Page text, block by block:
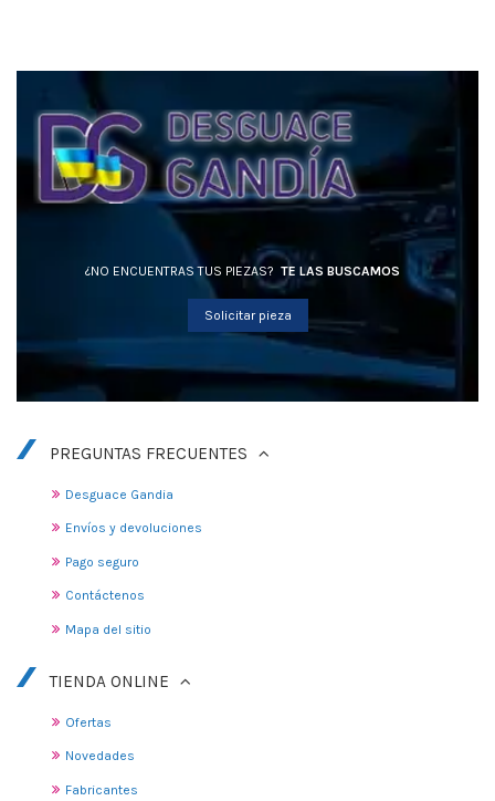
¿NO ENCUENTRAS TUS PIEZAS? TE LAS BUSCAMOS
Solicitar pieza
PREGUNTAS FRECUENTES
Desguace Gandia
Envíos y devoluciones
Pago seguro
Contáctenos
Mapa del sitio
TIENDA ONLINE
Ofertas
Novedades
Fabricantes